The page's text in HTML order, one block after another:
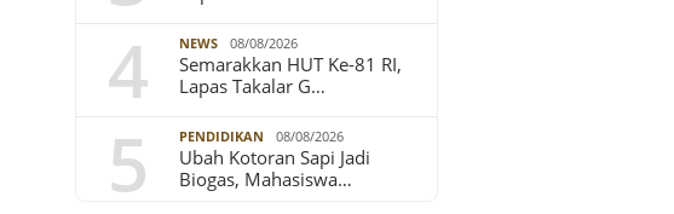
4 NEWS 08/08/2026
Semarakkan HUT Ke-81 RI,
Lapas Takalar G…
5 PENDIDIKAN 08/08/2026
Ubah Kotoran Sapi Jadi
Biogas, Mahasiswa…